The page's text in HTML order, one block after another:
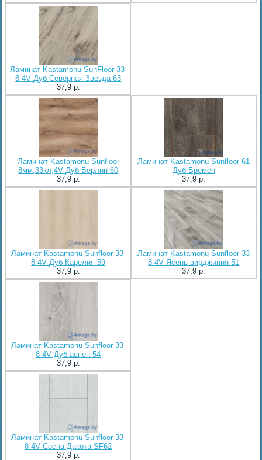
Ламинат Kastamonu SunFloor 33-
8-4V Дуб Северная Звезда 63
37,9 p.
Ламинат Kastamonu Sunfloor
8мм,33кл,4V Дуб Берлин 60
37,9 p.
Ламинат Kastamonu Sunfloor 61
Дуб Бремен
37,9 p.
Ламинат Kastamonu Sunfloor 33-
8-4V Дуб Карелия 59
37,9 p.
.Ламинат Kastamonu Sunfloor 33-
8-4V Ясень вирджиния 51
37,9 p.
Ламинат Kastamonu Sunfloor 33-
8-4V Дуб аспен 54
37,9 p.
Ламинат Kastamonu Sunfloor 33-
8-4V Сосна Дакота SF62
37,9 p.